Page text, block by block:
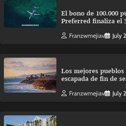
El bono de 100.000
Preferred finaliza el
Franzwmejiav July
Los mejores pueblos
escapada de fin de
Franzwmejiav July